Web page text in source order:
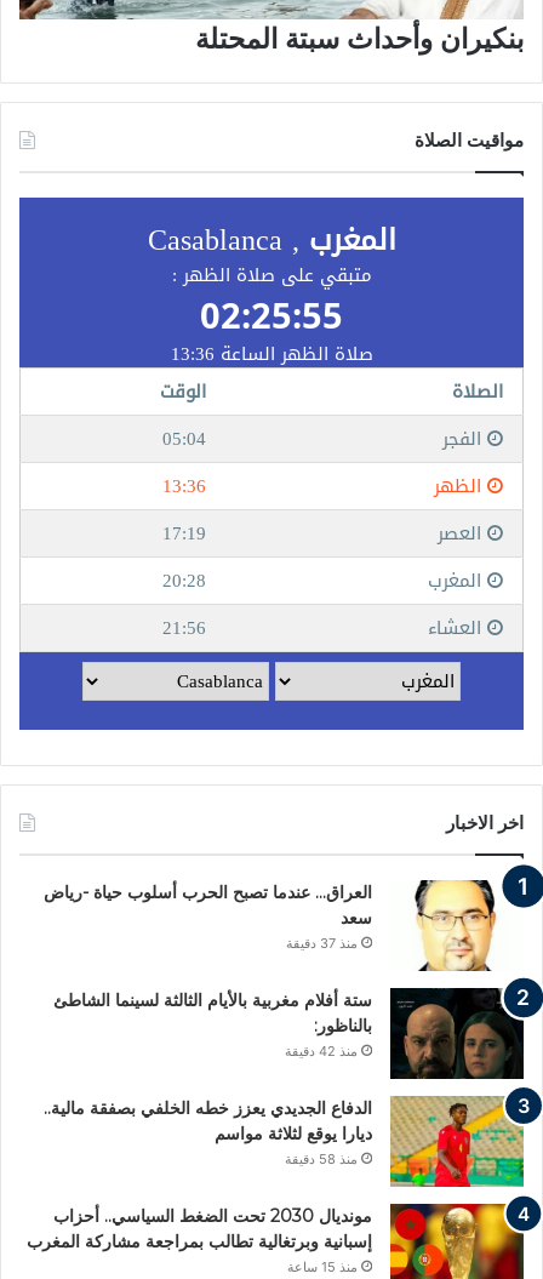
بنكيران وأحداث سبتة المحتلة
مواقيت الصلاة
اخر الاخبار
العراق… عندما تصبح الحرب أسلوب حياة -رياض
سعد
منذ 37 دقيقة
ستة أفلام مغربية بالأيام الثالثة لسينما الشاطئ
بالناظور:
منذ 42 دقيقة
الدفاع الجديدي يعزز خطه الخلفي بصفقة مالية..
ديارا يوقع لثلاثة مواسم
منذ 58 دقيقة
مونديال 2030 تحت الضغط السياسي.. أحزاب
إسبانية وبرتغالية تطالب بمراجعة مشاركة المغرب
منذ 15 ساعة